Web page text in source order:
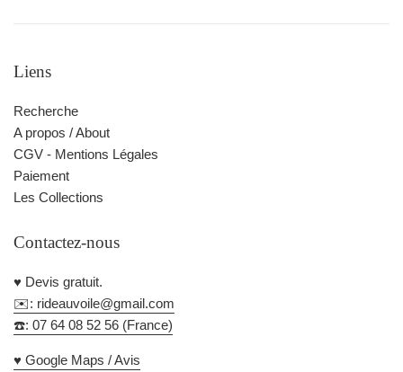
Liens
Recherche
A propos / About
CGV - Mentions Légales
Paiement
Les Collections
Contactez-nous
♥️ Devis gratuit.
✉️: rideauvoile@gmail.com
☎️: 07 64 08 52 56 (France)
♥️ Google Maps / Avis